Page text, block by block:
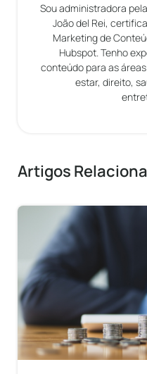
Sou administradora
João del Rei,
Marketing de
Hubspot. Tenho
conteúdo para as
estar, direito,
Artigos